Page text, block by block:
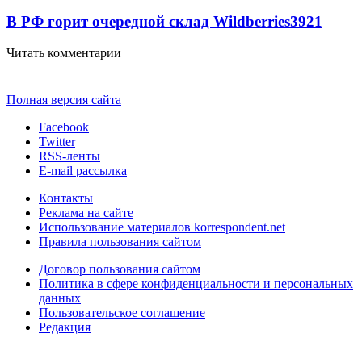
В РФ горит очередной склад Wildberries3921
Читать комментарии
Полная версия сайта
Facebook
Twitter
RSS-ленты
E-mail рассылка
Контакты
Реклама на сайте
Использование материалов korrespondent.net
Правила пользования сайтом
Договор пользования сайтом
Политика в сфере конфиденциальности и персональных
данных
Пользовательское соглашение
Редакция